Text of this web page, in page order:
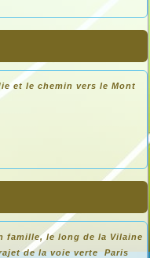
et le chemin vers le Mont
famille, le long de la Vilaine
de la voie verte Paris